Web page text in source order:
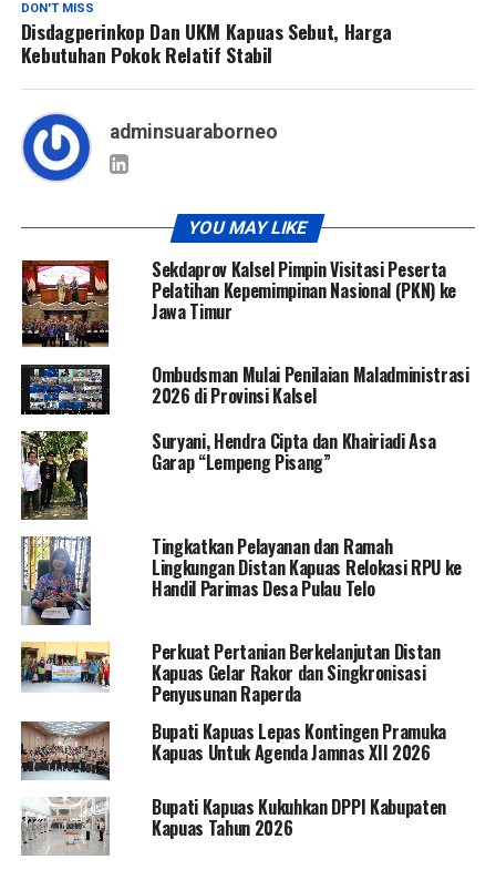
DON'T MISS
Disdagperinkop Dan UKM Kapuas Sebut, Harga
Kebutuhan Pokok Relatif Stabil
adminsuaraborneo
YOU MAY LIKE
Sekdaprov Kalsel Pimpin Visitasi Peserta
Pelatihan Kepemimpinan Nasional (PKN) ke
Jawa Timur
Ombudsman Mulai Penilaian Maladministrasi
2026 di Provinsi Kalsel
Suryani, Hendra Cipta dan Khairiadi Asa
Garap “Lempeng Pisang”
Tingkatkan Pelayanan dan Ramah
Lingkungan Distan Kapuas Relokasi RPU ke
Handil Parimas Desa Pulau Telo
Perkuat Pertanian Berkelanjutan Distan
Kapuas Gelar Rakor dan Singkronisasi
Penyusunan Raperda
Bupati Kapuas Lepas Kontingen Pramuka
Kapuas Untuk Agenda Jamnas XII 2026
Bupati Kapuas Kukuhkan DPPI Kabupaten
Kapuas Tahun 2026